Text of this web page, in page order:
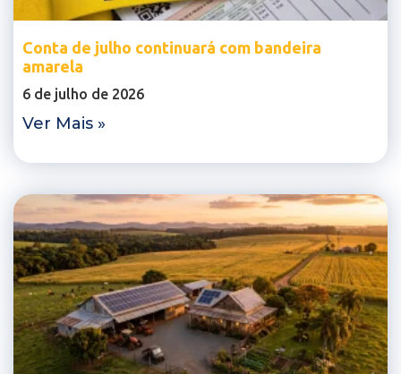
Conta de julho continuará com bandeira
amarela
6 de julho de 2026
Ver Mais »